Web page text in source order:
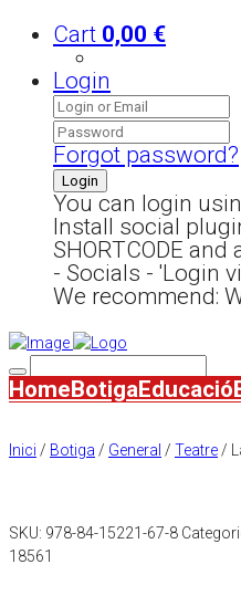
Cart 0,00 €
Login
Forgot password?
You can login
Install social
SHORTCODE
- Socials - 'Login
We recommend:
HomeBotigaEducació
Inici / Botiga / General / Teatre /
SKU: 978-84-15221-67-8
18561